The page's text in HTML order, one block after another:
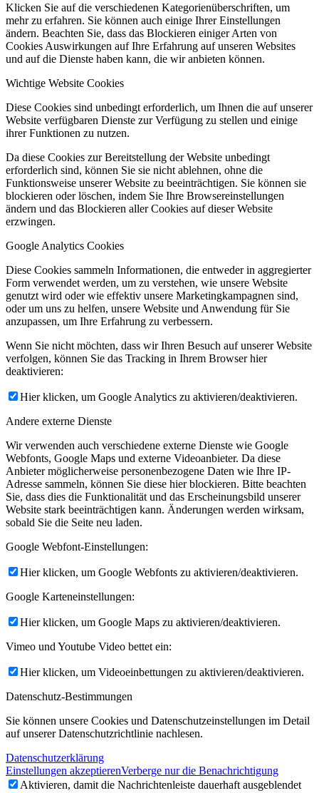
Klicken Sie auf die verschiedenen Kategorienüberschriften, um
mehr zu erfahren. Sie können auch einige Ihrer Einstellungen
ändern. Beachten Sie, dass das Blockieren einiger Arten von
Cookies Auswirkungen auf Ihre Erfahrung auf unseren Websites
und auf die Dienste haben kann, die wir anbieten können.
Wichtige Website Cookies
Diese Cookies sind unbedingt erforderlich, um Ihnen die auf unserer
Website verfügbaren Dienste zur Verfügung zu stellen und einige
ihrer Funktionen zu nutzen.
Da diese Cookies zur Bereitstellung der Website unbedingt
erforderlich sind, können Sie sie nicht ablehnen, ohne die
Funktionsweise unserer Website zu beeinträchtigen. Sie können sie
blockieren oder löschen, indem Sie Ihre Browsereinstellungen
ändern und das Blockieren aller Cookies auf dieser Website
erzwingen.
Google Analytics Cookies
Diese Cookies sammeln Informationen, die entweder in aggregierter
Form verwendet werden, um zu verstehen, wie unsere Website
genutzt wird oder wie effektiv unsere Marketingkampagnen sind,
oder um uns zu helfen, unsere Website und Anwendung für Sie
anzupassen, um Ihre Erfahrung zu verbessern.
Wenn Sie nicht möchten, dass wir Ihren Besuch auf unserer Website
verfolgen, können Sie das Tracking in Ihrem Browser hier
deaktivieren:
Hier klicken, um Google Analytics zu aktivieren/deaktivieren.
Andere externe Dienste
Wir verwenden auch verschiedene externe Dienste wie Google
Webfonts, Google Maps und externe Videoanbieter. Da diese
Anbieter möglicherweise personenbezogene Daten wie Ihre IP-
Adresse sammeln, können Sie diese hier blockieren. Bitte beachten
Sie, dass dies die Funktionalität und das Erscheinungsbild unserer
Website stark beeinträchtigen kann. Änderungen werden wirksam,
sobald Sie die Seite neu laden.
Google Webfont-Einstellungen:
Hier klicken, um Google Webfonts zu aktivieren/deaktivieren.
Google Karteneinstellungen:
Hier klicken, um Google Maps zu aktivieren/deaktivieren.
Vimeo und Youtube Video bettet ein:
Hier klicken, um Videoeinbettungen zu aktivieren/deaktivieren.
Datenschutz-Bestimmungen
Sie können unsere Cookies und Datenschutzeinstellungen im Detail
auf unserer Datenschutzrichtlinie nachlesen.
Datenschutzerklärung
Einstellungen akzeptierenVerberge nur die Benachrichtigung
Aktivieren, damit die Nachrichtenleiste dauerhaft ausgeblendet